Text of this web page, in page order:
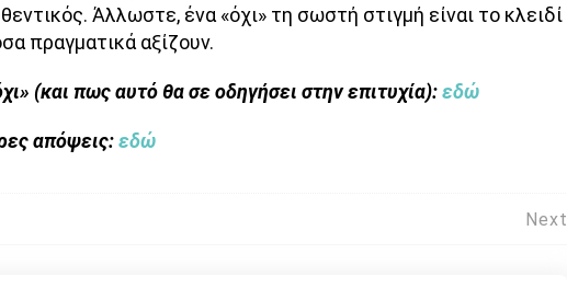
Άλλωστε, ένα «όχι» τη σωστή στιγμή είναι το κλειδί
πραγματικά αξίζουν.
(και πως αυτό θα σε οδηγήσει στην επιτυχία):εδώ
απόψεις:εδώ
Next